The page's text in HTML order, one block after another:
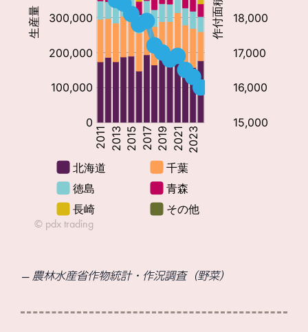
農林水産省作物統計・作況調査（野菜）